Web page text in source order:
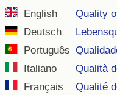
English
Quality
Deutsch
Português
Italiano
Qualità
Français
Qualité
en aqaba
Delincuencia
Calificación del Índice
(Actual)